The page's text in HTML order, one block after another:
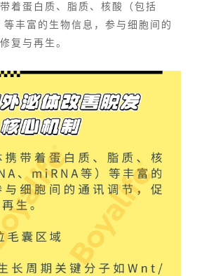
着蛋白质、脂质、核酸（包括
丰富的生物信息，参与细胞间的
复与再生。